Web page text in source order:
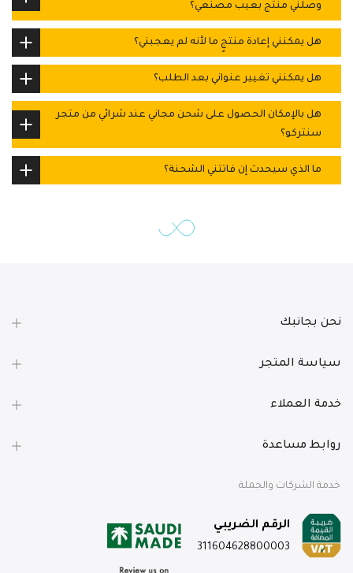
وصلني منتج بعيب مصنعي؟
هل يمكنني إعادة منتجٍ ما لأنه لم يعجبني؟
هل يمكنني تغيير عنواني بعد الطلب؟
هل بالإمكان الحصول على شحن مجاني عند شرائي من متجر
سنتركو؟
ما الذي سيحدث إن فاتتني الشحنة؟
نحن بجانبك
سياسة المتجر
خدمة العملاء
روابط مساعدة
خدمة الشركات والجملة
الرقم الضريبي
311604628800003